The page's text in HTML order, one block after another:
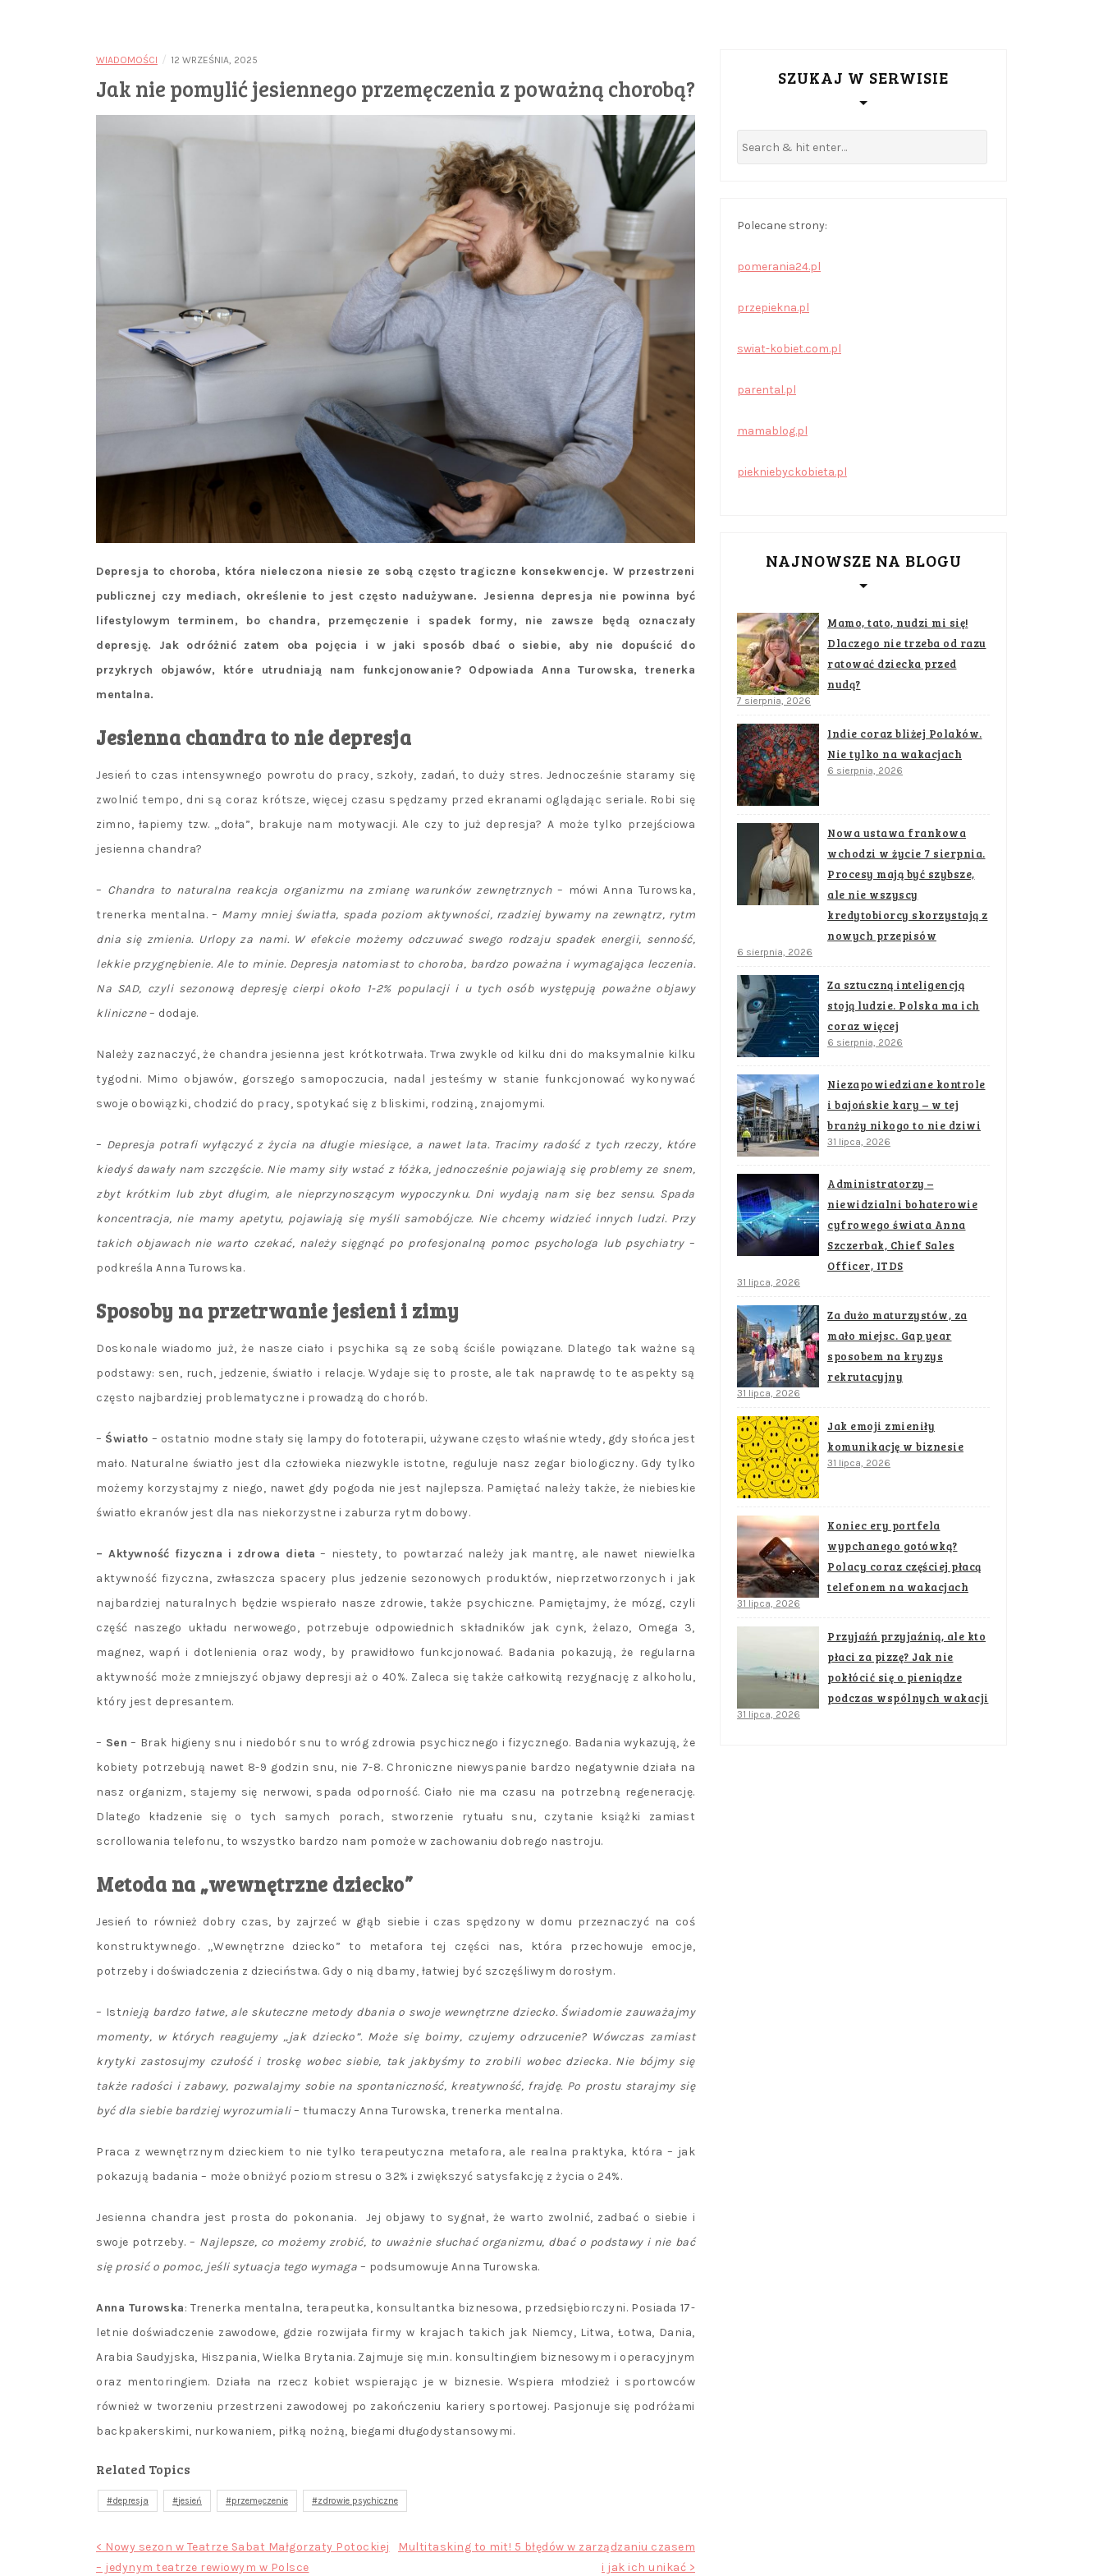
WIADOMOŚCI / 12 WRZEŚNIA, 2025
Jak nie pomylić jesiennego przemęczenia z poważną chorobą?
Depresja to choroba, która nieleczona niesie ze sobą często tragiczne konsekwencje. W przestrzeni
publicznej czy mediach, określenie to jest często nadużywane. Jesienna depresja nie powinna być
lifestylowym terminem, bo chandra, przemęczenie i spadek formy, nie zawsze będą oznaczały
depresję. Jak odróżnić zatem oba pojęcia i w jaki sposób dbać o siebie, aby nie dopuścić do
przykrych objawów, które utrudniają nam funkcjonowanie? Odpowiada Anna Turowska, trenerka
mentalna.
Jesienna chandra to nie depresja
Jesień to czas intensywnego powrotu do pracy, szkoły, zadań, to duży stres. Jednocześnie staramy się
zwolnić tempo, dni są coraz krótsze, więcej czasu spędzamy przed ekranami oglądając seriale. Robi się
zimno, łapiemy tzw. „doła”, brakuje nam motywacji. Ale czy to już depresja? A może tylko przejściowa
jesienna chandra?
– Chandra to naturalna reakcja organizmu na zmianę warunków zewnętrznych– mówi Anna Turowska,
trenerka mentalna. – Mamy mniej światła, spada poziom aktywności, rzadziej bywamy na zewnątrz, rytm
dnia się zmienia. Urlopy za nami. W efekcie możemy odczuwać swego rodzaju spadek energii, senność,
lekkie przygnębienie. Ale to minie. Depresja natomiast to choroba, bardzo poważna i wymagająca leczenia.
Na SAD, czyli sezonową depresję cierpi około 1-2% populacji i u tych osób występują poważne objawy
kliniczne– dodaje.
Należy zaznaczyć, że chandra jesienna jest krótkotrwała. Trwa zwykle od kilku dni do maksymalnie kilku
tygodni. Mimo objawów, gorszego samopoczucia, nadal jesteśmy w stanie funkcjonować wykonywać
swoje obowiązki, chodzić do pracy, spotykać się z bliskimi, rodziną, znajomymi.
– Depresja potrafi wyłączyć z życia na długie miesiące, a nawet lata. Tracimy radość z tych rzeczy, które
kiedyś dawały nam szczęście. Nie mamy siły wstać z łóżka, jednocześnie pojawiają się problemy ze snem,
zbyt krótkim lub zbyt długim, ale nieprzynoszącym wypoczynku. Dni wydają nam się bez sensu. Spada
koncentracja, nie mamy apetytu, pojawiają się myśli samobójcze. Nie chcemy widzieć innych ludzi. Przy
takich objawach nie warto czekać, należy sięgnąć po profesjonalną pomoc psychologa lub psychiatry–
podkreśla Anna Turowska.
Sposoby na przetrwanie jesieni i zimy
Doskonale wiadomo już, że nasze ciało i psychika są ze sobą ściśle powiązane. Dlatego tak ważne są
podstawy: sen, ruch, jedzenie, światło i relacje. Wydaje się to proste, ale tak naprawdę to te aspekty są
często najbardziej problematyczne i prowadzą do chorób.
– Światło – ostatnio modne stały się lampy do fototerapii, używane często właśnie wtedy, gdy słońca jest
mało. Naturalne światło jest dla człowieka niezwykle istotne, reguluje nasz zegar biologiczny. Gdy tylko
możemy korzystajmy z niego, nawet gdy pogoda nie jest najlepsza. Pamiętać należy także, że niebieskie
światło ekranów jest dla nas niekorzystne i zaburza rytm dobowy.
– Aktywność fizyczna i zdrowa dieta – niestety, to powtarzać należy jak mantrę, ale nawet niewielka
aktywność fizyczna, zwłaszcza spacery plus jedzenie sezonowych produktów, nieprzetworzonych i jak
najbardziej naturalnych będzie wspierało nasze zdrowie, także psychiczne. Pamiętajmy, że mózg, czyli
część naszego układu nerwowego, potrzebuje odpowiednich składników jak cynk, żelazo, Omega 3,
magnez, wapń i dotlenienia oraz wody, by prawidłowo funkcjonować. Badania pokazują, że regularna
aktywność może zmniejszyć objawy depresji aż o 40%. Zaleca się także całkowitą rezygnację z alkoholu,
który jest depresantem.
– Sen – Brak higieny snu i niedobór snu to wróg zdrowia psychicznego i fizycznego. Badania wykazują, że
kobiety potrzebują nawet 8-9 godzin snu, nie 7-8. Chroniczne niewyspanie bardzo negatywnie działa na
nasz organizm, stajemy się nerwowi, spada odporność. Ciało nie ma czasu na potrzebną regenerację.
Dlatego kładzenie się o tych samych porach, stworzenie rytuału snu, czytanie książki zamiast
scrollowania telefonu, to wszystko bardzo nam pomoże w zachowaniu dobrego nastroju.
Metoda na „wewnętrzne dziecko”
Jesień to również dobry czas, by zajrzeć w głąb siebie i czas spędzony w domu przeznaczyć na coś
konstruktywnego. „Wewnętrzne dziecko” to metafora tej części nas, która przechowuje emocje,
potrzeby i doświadczenia z dzieciństwa. Gdy o nią dbamy, łatwiej być szczęśliwym dorosłym.
– Istnieją bardzo łatwe, ale skuteczne metody dbania o swoje wewnętrzne dziecko. Świadomie zauważajmy
momenty, w których reagujemy „jak dziecko”. Może się boimy, czujemy odrzucenie? Wówczas zamiast
krytyki zastosujmy czułość i troskę wobec siebie, tak jakbyśmy to zrobili wobec dziecka. Nie bójmy się
także radości i zabawy, pozwalajmy sobie na spontaniczność, kreatywność, frajdę. Po prostu starajmy się
być dla siebie bardziej wyrozumiali– tłumaczy Anna Turowska, trenerka mentalna.
Praca z wewnętrznym dzieckiem to nie tylko terapeutyczna metafora, ale realna praktyka, która – jak
pokazują badania – może obniżyć poziom stresu o 32% i zwiększyć satysfakcję z życia o 24%.
Jesienna chandra jest prosta do pokonania.
Jej objawy to sygnał, że warto zwolnić, zadbać o siebie i
swoje potrzeby. – Najlepsze, co możemy zrobić, to uważnie słuchać organizmu, dbać o podstawy i nie bać
się prosić o pomoc, jeśli sytuacja tego wymaga – podsumowuje Anna Turowska.
Anna Turowska: Trenerka mentalna, terapeutka, konsultantka biznesowa, przedsiębiorczyni. Posiada 17-
letnie doświadczenie zawodowe, gdzie rozwijała firmy w krajach takich jak Niemcy, Litwa, Łotwa, Dania,
Arabia Saudyjska, Hiszpania, Wielka Brytania. Zajmuje się m.in. konsultingiem biznesowym i operacyjnym
oraz mentoringiem. Działa na rzecz kobiet wspierając je w biznesie. Wspiera młodzież i sportowców
również w tworzeniu przestrzeni zawodowej po zakończeniu kariery sportowej. Pasjonuje się podróżami
backpakerskimi, nurkowaniem, piłką nożną, biegami długodystansowymi.
Related Topics
depresja jesień przemęczenie zdrowie psychiczne
Nawigacja
< Nowy sezon w Teatrze Sabat Małgorzaty Potockiej
– jedynym teatrze rewiowym w Polsce
Multitasking to mit! 5 błędów w zarządzaniu czasem
i jak ich unikać >
SZUKAJ W SERWISIE
Polecane strony:
pomerania24.pl
przepiekna.pl
swiat-kobiet.com.pl
parental.pl
mamablog.pl
piekniebyckobieta.pl
NAJNOWSZE NA BLOGU
Mamo, tato, nudzi mi się!
Dlaczego nie trzeba od razu
ratować dziecka przed
nudą?
7 sierpnia, 2026
Indie coraz bliżej Polaków.
Nie tylko na wakacjach
6 sierpnia, 2026
Nowa ustawa frankowa
wchodzi w życie 7 sierpnia.
Procesy mają być szybsze,
ale nie wszyscy
kredytobiorcy skorzystają z
nowych przepisów
6 sierpnia, 2026
Za sztuczną inteligencją
stoją ludzie. Polska ma ich
coraz więcej
6 sierpnia, 2026
Niezapowiedziane kontrole
i bajońskie kary – w tej
branży nikogo to nie dziwi
31 lipca, 2026
Administratorzy –
niewidzialni bohaterowie
cyfrowego świata Anna
Szczerbak, Chief Sales
Officer, ITDS
31 lipca, 2026
Za dużo maturzystów, za
mało miejsc. Gap year
sposobem na kryzys
rekrutacyjny
31 lipca, 2026
Jak emoji zmieniły
komunikację w biznesie
31 lipca, 2026
Koniec ery portfela
wypchanego gotówką?
Polacy coraz częściej płacą
telefonem na wakacjach
31 lipca, 2026
Przyjaźń przyjaźnią, ale kto
płaci za pizzę? Jak nie
pokłócić się o pieniądze
podczas wspólnych wakacji
31 lipca, 2026